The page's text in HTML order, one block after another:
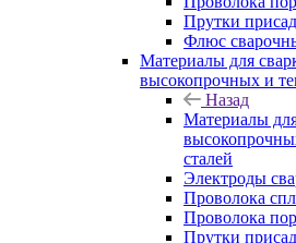
Прутки
Флюс
Материалы для
высокопрочных и
Назад
Материалы
сталей
Электроды
Проволока
Проволока
Прутки